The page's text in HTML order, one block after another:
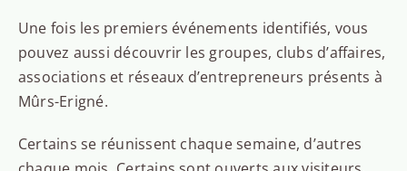
Une fois les premiers événements identifiés, vous
pouvez aussi découvrir les groupes, clubs d’affaires,
associations et réseaux d’entrepreneurs présents à
Mûrs-Erigné.
Certains se réunissent chaque semaine, d’autres